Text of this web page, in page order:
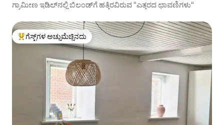
ಗ್ರಾಮೀಣ ಇಡಿಲ್‌ನಲ್ಲಿ ಬಿಲಂಡ್‌ಗೆ ಹತ್ತಿರವಿರುವ "ಎತ್ತರದ ಛಾವಣಿಗಳು"
ಗೆಸ್ಟ್‌ಗಳಿಗೆ ಅತಿ ಹೆಚ್ಚು ಅಚ್ಚುಮೆಚ್ಚಿನದು
ಗೆಸ್ಟ್‌ಗಳ ಅಚ್ಚುಮೆಚ್ಚಿನದು